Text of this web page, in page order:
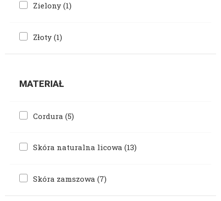
Zielony(1)
Złoty(1)
MATERIAŁ
Cordura(5)
Skóra naturalna licowa(13)
Skóra zamszowa(7)